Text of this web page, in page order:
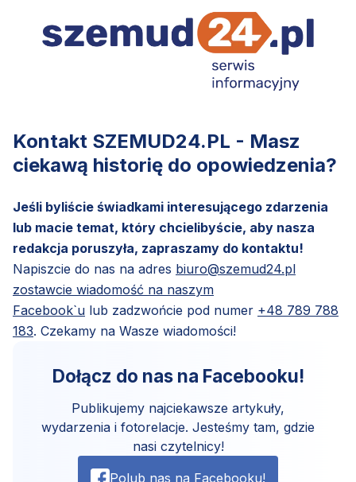
Kontakt SZEMUD24.PL - Masz
ciekawą historię do opowiedzenia?
Jeśli byliście świadkami interesującego zdarzenia
lub macie temat, który chcielibyście, aby nasza
redakcja poruszyła, zapraszamy do kontaktu!
Napiszcie do nas na adres biuro@szemud24.pl
zostawcie wiadomość na naszym
Facebook`u lub zadzwońcie pod numer +48 789 788
183. Czekamy na Wasze wiadomości!
Dołącz do nas na Facebooku!
Publikujemy najciekawsze artykuły,
wydarzenia i fotorelacje. Jesteśmy tam, gdzie
nasi czytelnicy!
Polub nas na Facebooku!